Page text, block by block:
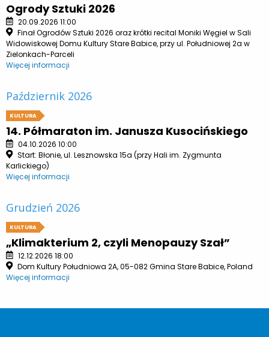
Ogrody Sztuki 2026
20.09.2026 11:00
Finał Ogrodów Sztuki 2026 oraz krótki recital Moniki Węgiel w Sali
Widowiskowej Domu Kultury Stare Babice, przy ul. Południowej 2a w
Zielonkach-Parceli
Więcej informacji
Październik 2026
KULTURA
14. Półmaraton im. Janusza Kusocińskiego
04.10.2026 10:00
Start: Błonie, ul. Lesznowska 15a (przy Hali im. Zygmunta
Karlickiego)
Więcej informacji
Grudzień 2026
KULTURA
„Klimakterium 2, czyli Menopauzy Szał”
12.12.2026 18:00
Dom Kultury Południowa 2A, 05-082 Gmina Stare Babice, Poland
Więcej informacji